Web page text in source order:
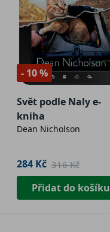
- 10 %
Svět podle Naly e-
kniha
Dean Nicholson
284 Kč 316 Kč
Přidat do košíku